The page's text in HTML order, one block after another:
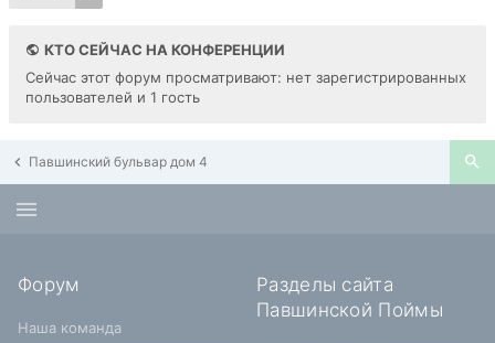
КТО СЕЙЧАС НА КОНФЕРЕНЦИИ
Сейчас этот форум просматривают: нет зарегистрированных
пользователей и 1 гость
Павшинский бульвар дом 4
Форум
Наша команда
Разделы сайта
Павшинской Поймы